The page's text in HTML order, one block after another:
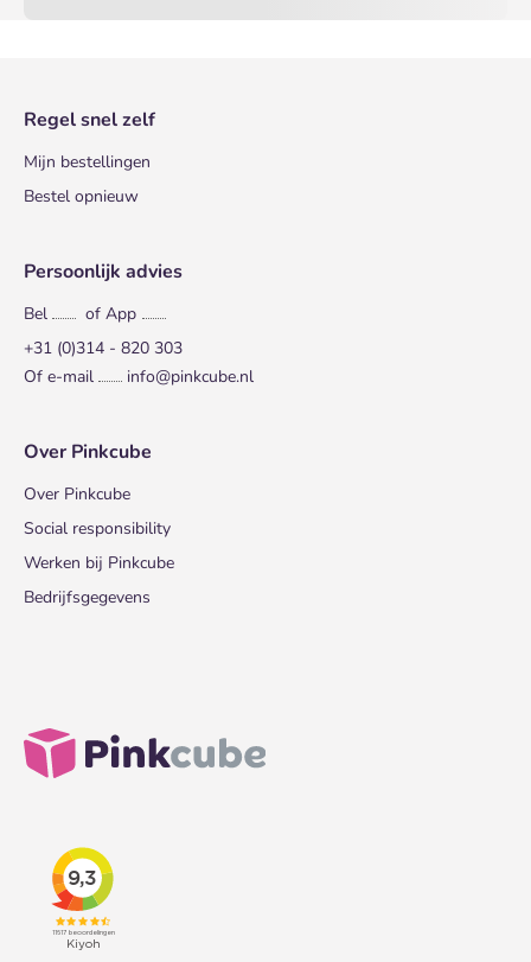
Regel snel zelf
Mijn bestellingen
Bestel opnieuw
Persoonlijk advies
Bel
of App
+31 (0)314 - 820 303
Of e-mail
info@pinkcube.nl
Over Pinkcube
Over Pinkcube
Social responsibility
Werken bij Pinkcube
Bedrijfsgegevens